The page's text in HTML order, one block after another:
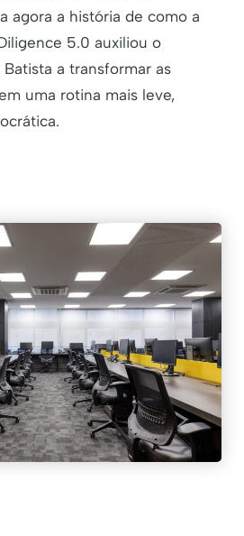
agora a história de como a
5.0 auxiliou o
a transformar as
uma rotina mais leve,